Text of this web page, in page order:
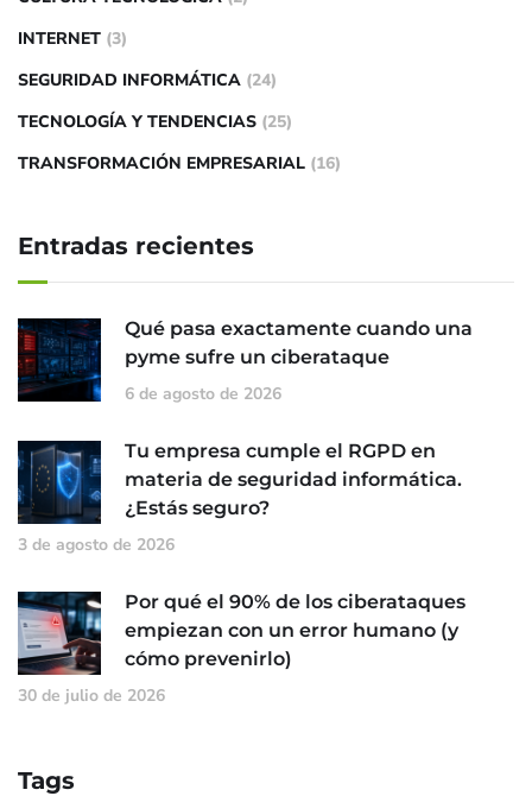
INTERNET (3)
SEGURIDAD INFORMÁTICA (24)
TECNOLOGÍA Y TENDENCIAS (25)
TRANSFORMACIÓN EMPRESARIAL (16)
Entradas recientes
Qué pasa exactamente cuando una
pyme sufre un ciberataque
6 de agosto de 2026
Tu empresa cumple el RGPD en
materia de seguridad informática.
¿Estás seguro?
3 de agosto de 2026
Por qué el 90% de los ciberataques
empiezan con un error humano (y
cómo prevenirlo)
30 de julio de 2026
Tags